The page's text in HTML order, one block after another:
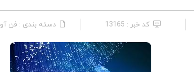
کد خبر : 13165 دسته بندی : فن